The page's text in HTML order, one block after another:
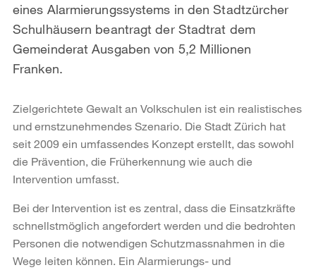
eines Alarmierungssystems in den Stadtzürcher
Schulhäusern beantragt der Stadtrat dem
Gemeinderat Ausgaben von 5,2 Millionen
Franken.
Zielgerichtete Gewalt an Volkschulen ist ein realistisches
und ernstzunehmendes Szenario. Die Stadt Zürich hat
seit 2009 ein umfassendes Konzept erstellt, das sowohl
die Prävention, die Früherkennung wie auch die
Intervention umfasst.
Bei der Intervention ist es zentral, dass die Einsatzkräfte
schnellstmöglich angefordert werden und die bedrohten
Personen die notwendigen Schutzmassnahmen in die
Wege leiten können. Ein Alarmierungs- und